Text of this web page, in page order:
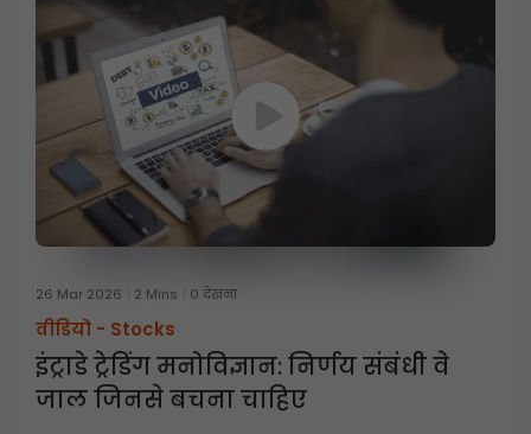
26 Mar 2026 2 Mins 0 देखना
वीडियो - Stocks
इंट्राडे ट्रेडिंग मनोविज्ञान: निर्णय संबंधी वे
जाल जिनसे बचना चाहिए